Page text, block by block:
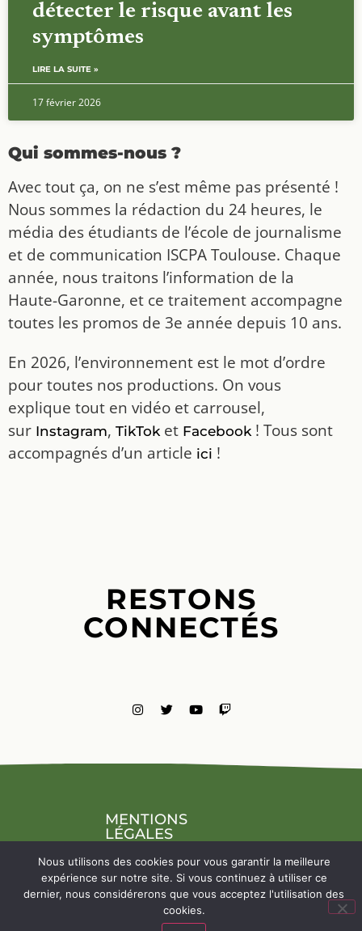
détecter le risque avant les
symptômes
LIRE LA SUITE »
17 février 2026
Qui sommes-nous ?
Avec tout ça, on ne s’est même pas présenté !
Nous sommes la rédaction du 24 heures, le
média des étudiants de l’école de journalisme
et de communication ISCPA Toulouse. Chaque
année, nous traitons l’information de la
Haute-Garonne, et ce traitement accompagne
toutes les promos de 3e année depuis 10 ans.
En 2026, l’environnement est le mot d’ordre
pour toutes nos productions. On vous
explique tout en vidéo et carrousel,
sur Instagram, TikToket Facebook! Tous sont
accompagnés d’un article ici !
RESTONS
CONNECTÉS
MENTIONS
LÉGALES
Nous utilisons des cookies pour vous garantir la meilleure
expérience sur notre site. Si vous continuez à utiliser ce
dernier, nous considérerons que vous acceptez l'utilisation des
cookies.